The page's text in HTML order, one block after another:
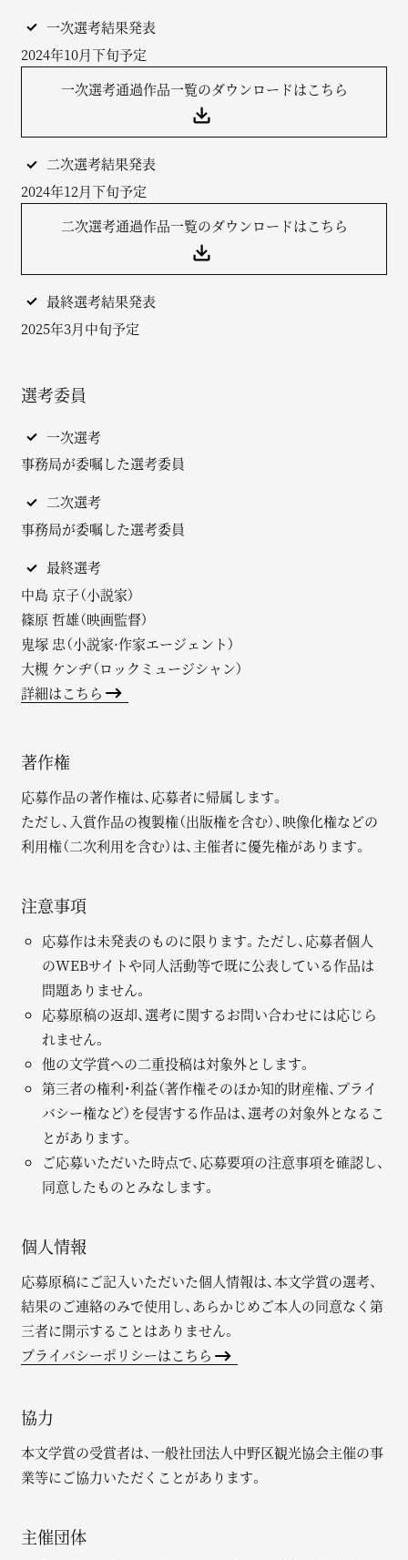
一次選考結果発表
2024年10月下旬予定
一次選考通過作品一覧のダウンロードはこちら
二次選考結果発表
2024年12月下旬予定
二次選考通過作品一覧のダウンロードはこちら
最終選考結果発表
2025年3月中旬予定
選考委員
一次選考
事務局が委嘱した選考委員
二次選考
事務局が委嘱した選考委員
最終選考
中島 京子（小説家）
篠原 哲雄（映画監督）
鬼塚 忠（小説家·作家エージェント）
大槻 ケンヂ（ロックミュージシャン）
詳細はこちら
著作権
応募作品の著作権は、応募者に帰属します。
ただし、入賞作品の複製権（出版権を含む）、映像化権などの
利用権（二次利用を含む）は、主催者に優先権があります。
注意事項
応募作は未発表のものに限ります。ただし、応募者個人
のWEBサイトや同人活動等で既に公表している作品は
問題ありません。
応募原稿の返却、選考に関するお問い合わせには応じら
れません。
他の文学賞への二重投稿は対象外とします。
第三者の権利・利益（著作権そのほか知的財産権、プライ
バシー権など）を侵害する作品は、選考の対象外となるこ
とがあります。
ご応募いただいた時点で、応募要項の注意事項を確認し、
同意したものとみなします。
個人情報
応募原稿にご記入いただいた個人情報は、本文学賞の選考、
結果のご連絡のみで使用し、あらかじめご本人の同意なく第
三者に開示することはありません。
プライバシーポリシーはこちら
協力
本文学賞の受賞者は、一般社団法人中野区観光協会主催の事
業等にご協力いただくことがあります。
主催団体